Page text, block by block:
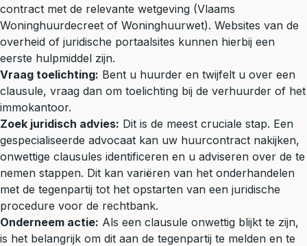
contract met de relevante wetgeving (Vlaams
Woninghuurdecreet of Woninghuurwet). Websites van de
overheid of juridische portaalsites kunnen hierbij een
eerste hulpmiddel zijn.
Vraag toelichting: Bent u huurder en twijfelt u over een
clausule, vraag dan om toelichting bij de verhuurder of het
immokantoor.
Zoek juridisch advies: Dit is de meest cruciale stap. Een
gespecialiseerde advocaat kan uw huurcontract nakijken,
onwettige clausules identificeren en u adviseren over de te
nemen stappen. Dit kan variëren van het onderhandelen
met de tegenpartij tot het opstarten van een juridische
procedure voor de rechtbank.
Onderneem actie: Als een clausule onwettig blijkt te zijn,
is het belangrijk om dit aan de tegenpartij te melden en te